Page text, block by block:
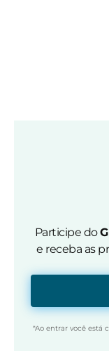
Participe do
e receba as
*Ao entrar você está